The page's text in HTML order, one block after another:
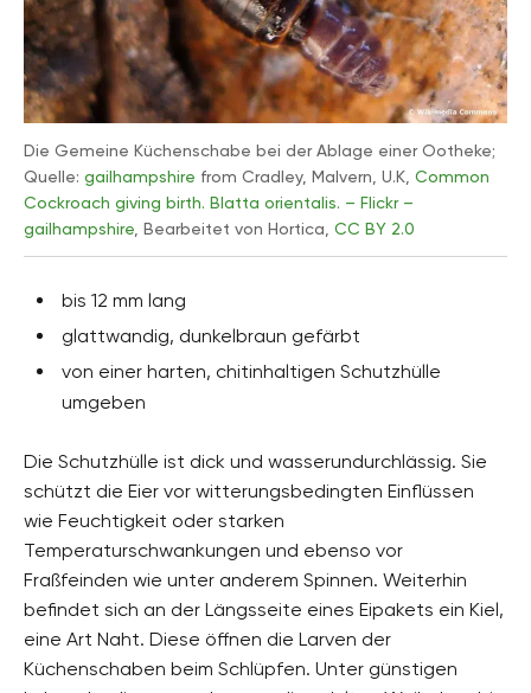
Die Gemeine Küchenschabe bei der Ablage einer Ootheke;
Quelle: gailhampshire from Cradley, Malvern, U.K, Common
Cockroach giving birth. Blatta orientalis. – Flickr –
gailhampshire, Bearbeitet von Hortica, CC BY 2.0
bis 12 mm lang
glattwandig, dunkelbraun gefärbt
von einer harten, chitinhaltigen Schutzhülle
umgeben
Die Schutzhülle ist dick und wasserundurchlässig. Sie
schützt die Eier vor witterungsbedingten Einflüssen
wie Feuchtigkeit oder starken
Temperaturschwankungen und ebenso vor
Fraßfeinden wie unter anderem Spinnen. Weiterhin
befindet sich an der Längsseite eines Eipakets ein Kiel,
eine Art Naht. Diese öffnen die Larven der
Küchenschaben beim Schlüpfen. Unter günstigen